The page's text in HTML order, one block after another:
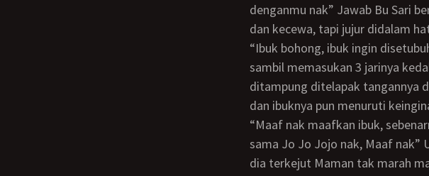
denganmu nak” Jawab Bu Sari
dan kecewa, tapi jujur didalam
“Ibuk bohong, ibuk ingin disetubuhi sama Jojo kan, akui saja buk “Cerca Maman
sambil memasukan 3 jarinya
ditampung ditelapak tangannya
dan ibuknya pun menuruti
“Maaf nak maafkan ibuk, sebenarnya sebenarnya iiibuk ingin disesesetutubuhi lagi
sama Jo Jo Jojo nak, Maaf nak”
dia terkejut Maman tak marah